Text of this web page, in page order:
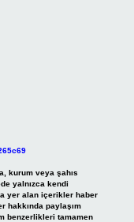
kurum veya şahıs
yalnızca kendi
yer alan içerikler haber
hakkında paylaşım
benzerlikleri tamamen